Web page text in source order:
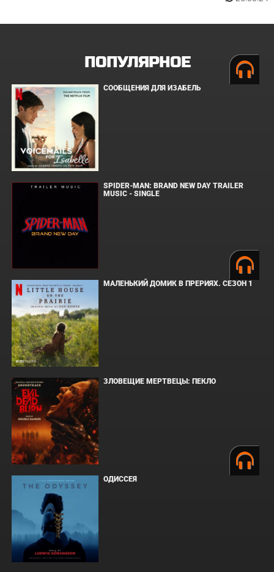
ПОПУЛЯРНОЕ
СООБЩЕНИЯ ДЛЯ ИЗАБЕЛЬ
SPIDER-MAN: BRAND NEW DAY TRAILER
MUSIC - SINGLE
МАЛЕНЬКИЙ ДОМИК В ПРЕРИЯХ. СЕЗОН 1
ЗЛОВЕЩИЕ МЕРТВЕЦЫ: ПЕКЛО
ОДИССЕЯ